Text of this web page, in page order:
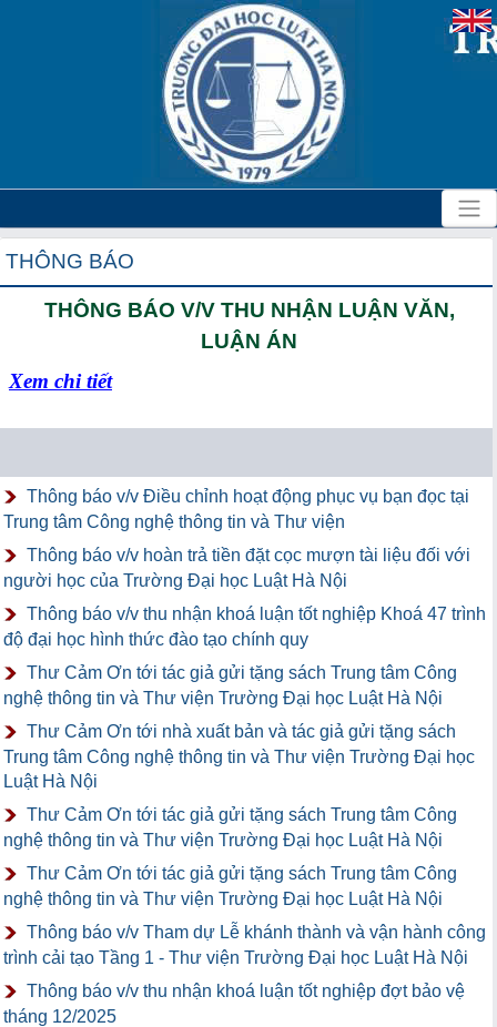
THÔNG BÁO
THÔNG BÁO V/V THU NHẬN LUẬN VĂN,
LUẬN ÁN
Xem chi tiết
Thông báo v/v Điều chỉnh hoạt động phục vụ bạn đọc tại
Trung tâm Công nghệ thông tin và Thư viện
Thông báo v/v hoàn trả tiền đặt cọc mượn tài liệu đối với
người học của Trường Đại học Luật Hà Nội
Thông báo v/v thu nhận khoá luận tốt nghiệp Khoá 47 trình
độ đại học hình thức đào tạo chính quy
Thư Cảm Ơn tới tác giả gửi tặng sách Trung tâm Công
nghệ thông tin và Thư viện Trường Đại học Luật Hà Nội
Thư Cảm Ơn tới nhà xuất bản và tác giả gửi tặng sách
Trung tâm Công nghệ thông tin và Thư viện Trường Đại học
Luật Hà Nội
Thư Cảm Ơn tới tác giả gửi tặng sách Trung tâm Công
nghệ thông tin và Thư viện Trường Đại học Luật Hà Nội
Thư Cảm Ơn tới tác giả gửi tặng sách Trung tâm Công
nghệ thông tin và Thư viện Trường Đại học Luật Hà Nội
Thông báo v/v Tham dự Lễ khánh thành và vận hành công
trình cải tạo Tầng 1 - Thư viện Trường Đại học Luật Hà Nội
Thông báo v/v thu nhận khoá luận tốt nghiệp đợt bảo vệ
tháng 12/2025